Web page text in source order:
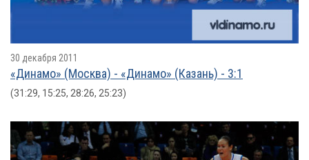
30 декабря 2011
«Динамо» (Москва) - «Динамо» (Казань) - 3:1
(31:29, 15:25, 28:26, 25:23)